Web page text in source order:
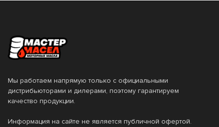
Мы работаем напрямую только с официальными
дистрибьюторами и дилерами, поэтому гарантируем
качество продукции.
Информация на сайте не является публичной офертой.